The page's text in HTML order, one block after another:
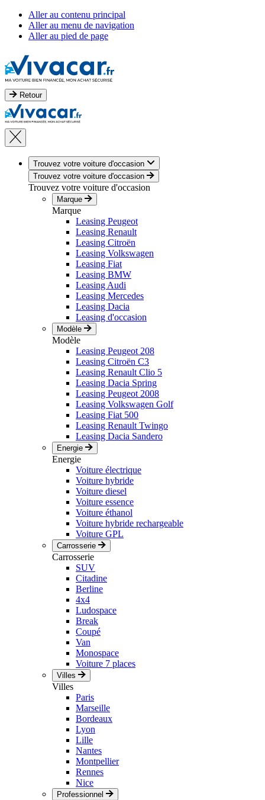
Aller au contenu principal
Aller au menu de navigation
Aller au pied de page
Retour
Trouvez votre voiture d'occasion
Trouvez votre voiture d'occasion
Trouvez votre voiture d'occasion
Marque
Marque
Leasing Peugeot
Leasing Renault
Leasing Citroën
Leasing Volkswagen
Leasing Fiat
Leasing BMW
Leasing Audi
Leasing Mercedes
Leasing Dacia
Leasing d'occasion
Modèle
Modèle
Leasing Peugeot 208
Leasing Citroën C3
Leasing Renault Clio 5
Leasing Dacia Spring
Leasing Peugeot 2008
Leasing Volkswagen Golf
Leasing Fiat 500
Leasing Renault Twingo
Leasing Dacia Sandero
Energie
Energie
Voiture électrique
Voiture hybride
Voiture diesel
Voiture essence
Voiture éthanol
Voiture hybride rechargeable
Voiture GPL
Carrosserie
Carrosserie
SUV
Citadine
Berline
4x4
Ludospace
Break
Coupé
Van
Monospace
Voiture 7 places
Villes
Villes
Paris
Marseille
Bordeaux
Lyon
Lille
Nantes
Montpellier
Rennes
Nice
Professionnel